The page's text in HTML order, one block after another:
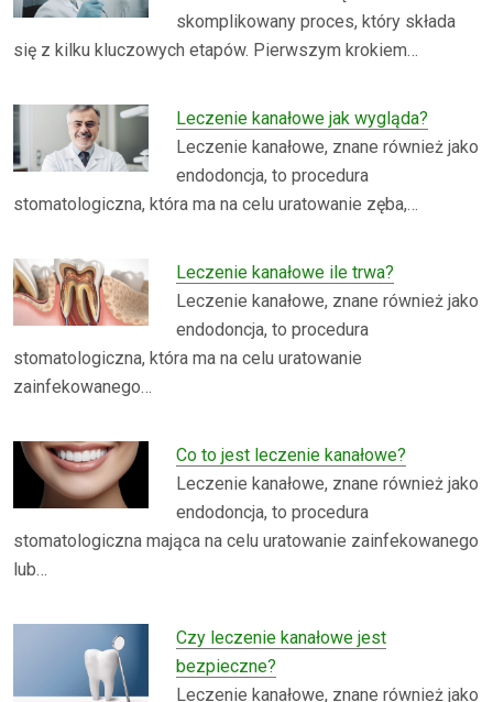
skomplikowany proces, który składa
się z kilku kluczowych etapów. Pierwszym krokiem…
Leczenie kanałowe jak wygląda?
Leczenie kanałowe, znane również jako
endodoncja, to procedura
stomatologiczna, która ma na celu uratowanie zęba,…
Leczenie kanałowe ile trwa?
Leczenie kanałowe, znane również jako
endodoncja, to procedura
stomatologiczna, która ma na celu uratowanie
zainfekowanego…
Co to jest leczenie kanałowe?
Leczenie kanałowe, znane również jako
endodoncja, to procedura
stomatologiczna mająca na celu uratowanie zainfekowanego
lub…
Czy leczenie kanałowe jest
bezpieczne?
Leczenie kanałowe, znane również jako